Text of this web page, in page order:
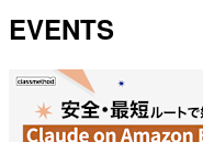
EVENTS